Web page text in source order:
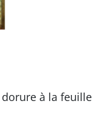
à la feuille